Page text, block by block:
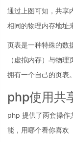
通过上图可知，共享
相同的物理内存地址
页表是一种特殊的数
（虚拟内存）与物
拥有一个自己的页表。
php使用共
php 提供了两套操作
能，用哪个看你喜欢